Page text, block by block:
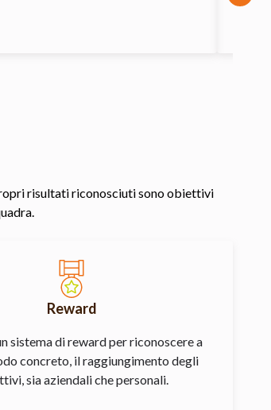
risultati riconosciuti sono obiettivi
Reward
sistema di reward per riconoscere a
concreto, il raggiungimento degli
sia aziendali che personali.